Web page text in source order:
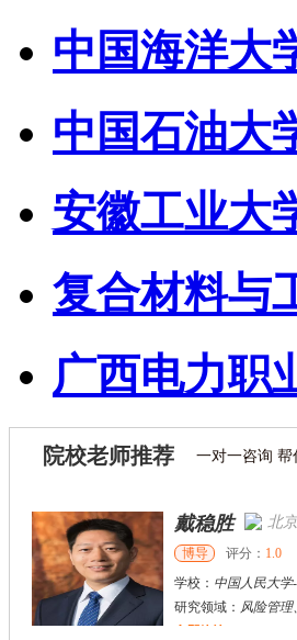
中国海洋大
中国石油大
安徽工业大
复合材料与
广西电力职
院校老师推荐 一对一咨询 帮
戴稳胜 北
博导 评分： 1.0
学校： 中国人民大学-
研究领域： 风险管理
立即咨询